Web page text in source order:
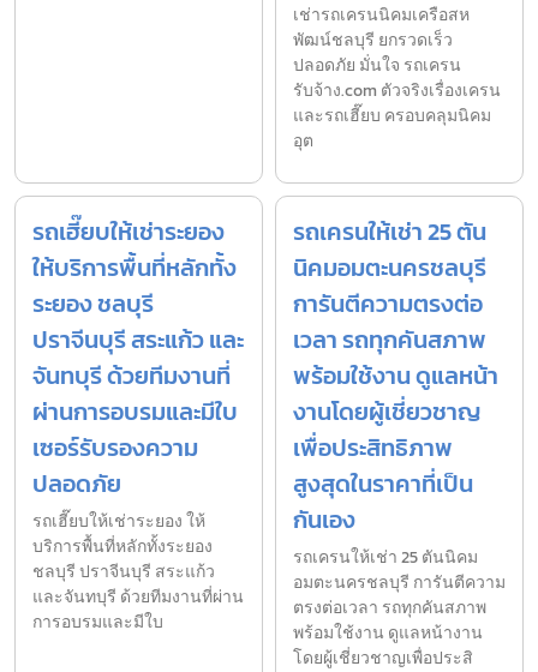
เช่ารถเครนนิคมเครือสห
พัฒน์ชลบุรี ยกรวดเร็ว
ปลอดภัย มั่นใจ รถเครน
รับจ้าง.com ตัวจริงเรื่องเครน
และรถเฮี๊ยบ ครอบคลุมนิคม
อุต
รถเฮี๊ยบให้เช่าระยอง
ให้บริการพื้นที่หลักทั้ง
ระยอง ชลบุรี
ปราจีนบุรี สระแก้ว และ
จันทบุรี ด้วยทีมงานที่
ผ่านการอบรมและมีใบ
เซอร์รับรองความ
ปลอดภัย
รถเฮี๊ยบให้เช่าระยอง ให้
บริการพื้นที่หลักทั้งระยอง
ชลบุรี ปราจีนบุรี สระแก้ว
และจันทบุรี ด้วยทีมงานที่ผ่าน
การอบรมและมีใบ
รถเครนให้เช่า 25 ตัน
นิคมอมตะนครชลบุรี
การันตีความตรงต่อ
เวลา รถทุกคันสภาพ
พร้อมใช้งาน ดูแลหน้า
งานโดยผู้เชี่ยวชาญ
เพื่อประสิทธิภาพ
สูงสุดในราคาที่เป็น
กันเอง
รถเครนให้เช่า 25 ตันนิคม
อมตะนครชลบุรี การันตีความ
ตรงต่อเวลา รถทุกคันสภาพ
พร้อมใช้งาน ดูแลหน้างาน
โดยผู้เชี่ยวชาญเพื่อประสิ